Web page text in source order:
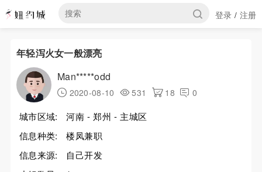
登录 / 注册
年轻泻火女一般漂亮
Man*****odd
2020-08-10 531 18 0
城市区域:
河南 - 郑州 - 主城区
信息种类:
楼凤兼职
信息来源:
自己开发